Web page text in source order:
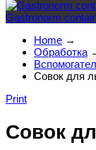
Gastronorm
Home →
Обработка
Совок для
Print
Совок